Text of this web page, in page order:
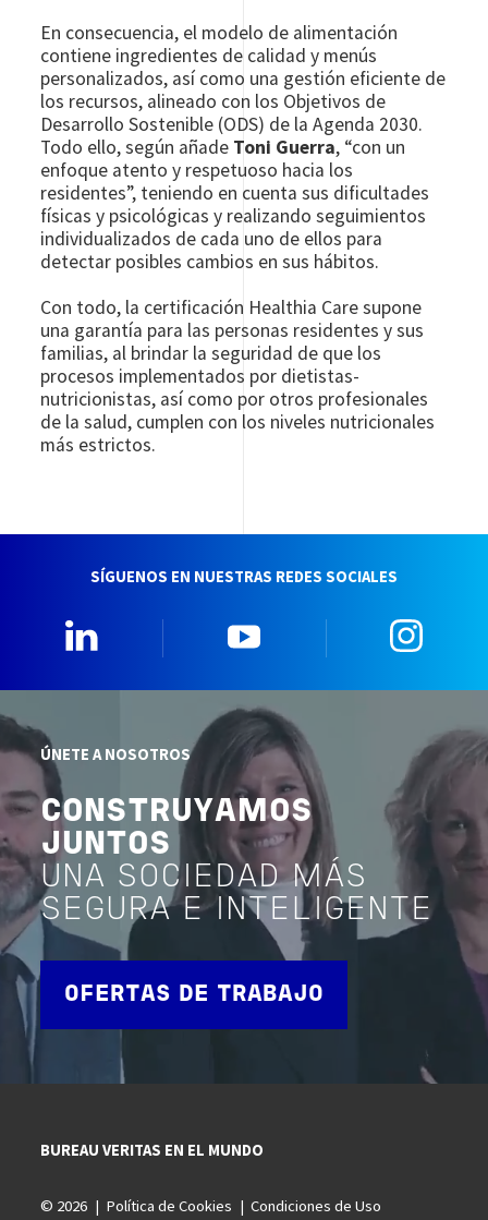
En consecuencia, el modelo de alimentación
contiene ingredientes de calidad y menús
personalizados, así como una gestión eficiente de
los recursos, alineado con los Objetivos de
Desarrollo Sostenible (ODS) de la Agenda 2030.
Todo ello, según añade Toni Guerra, “con un
enfoque atento y respetuoso hacia los
residentes”, teniendo en cuenta sus dificultades
físicas y psicológicas y realizando seguimientos
individualizados de cada uno de ellos para
detectar posibles cambios en sus hábitos.
Con todo, la certificación Healthia Care supone
una garantía para las personas residentes y sus
familias, al brindar la seguridad de que los
procesos implementados por dietistas-
nutricionistas, así como por otros profesionales
de la salud, cumplen con los niveles nutricionales
más estrictos.
SÍGUENOS EN NUESTRAS REDES SOCIALES
ÚNETE A NOSOTROS
CONSTRUYAMOS
JUNTOS
UNA SOCIEDAD MÁS
SEGURA E INTELIGENTE
OFERTAS DE TRABAJO
BUREAU VERITAS EN EL MUNDO
© 2026 Política de Cookies
Condiciones de Uso